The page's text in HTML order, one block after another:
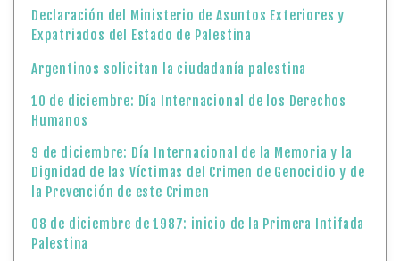
Declaración del Ministerio de Asuntos Exteriores y
Expatriados del Estado de Palestina
Argentinos solicitan la ciudadanía palestina
10 de diciembre: Día Internacional de los Derechos
Humanos
9 de diciembre: Día Internacional de la Memoria y la
Dignidad de las Víctimas del Crimen de Genocidio y de
la Prevención de este Crimen
08 de diciembre de 1987: inicio de la Primera Intifada
Palestina